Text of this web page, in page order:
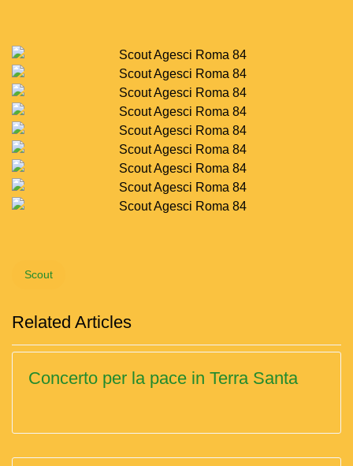
Scout
Related Articles
Concerto per la pace in Terra Santa